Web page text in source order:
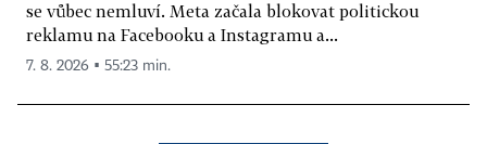
se vůbec nemluví. Meta začala blokovat politickou
reklamu na Facebooku a Instagramu a...
7. 8. 2026 ▪ 55:23 min.